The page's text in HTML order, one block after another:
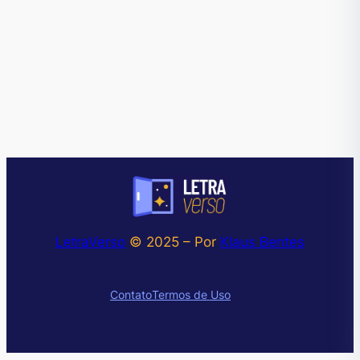
LetraVerso © 2025 – Por Klaus Bentes
ContatoTermos de UsoInstagram